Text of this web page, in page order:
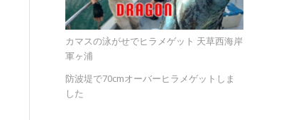
カマスの泳がせでヒラメゲット 天草西海岸
軍ヶ浦
防波堤で70cmオーバーヒラメゲットしま
した